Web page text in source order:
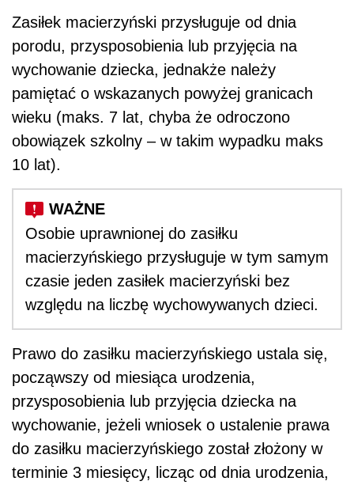
Zasiłek macierzyński przysługuje od dnia
porodu, przysposobienia lub przyjęcia na
wychowanie dziecka, jednakże należy
pamiętać o wskazanych powyżej granicach
wieku (maks. 7 lat, chyba że odroczono
obowiązek szkolny – w takim wypadku maks
10 lat).
Osobie uprawnionej do zasiłku
macierzyńskiego przysługuje w tym samym
czasie jeden zasiłek macierzyński bez
względu na liczbę wychowywanych dzieci.
Prawo do zasiłku macierzyńskiego ustala się,
począwszy od miesiąca urodzenia,
przysposobienia lub przyjęcia dziecka na
wychowanie, jeżeli wniosek o ustalenie prawa
do zasiłku macierzyńskiego został złożony w
terminie 3 miesięcy, licząc od dnia urodzenia,